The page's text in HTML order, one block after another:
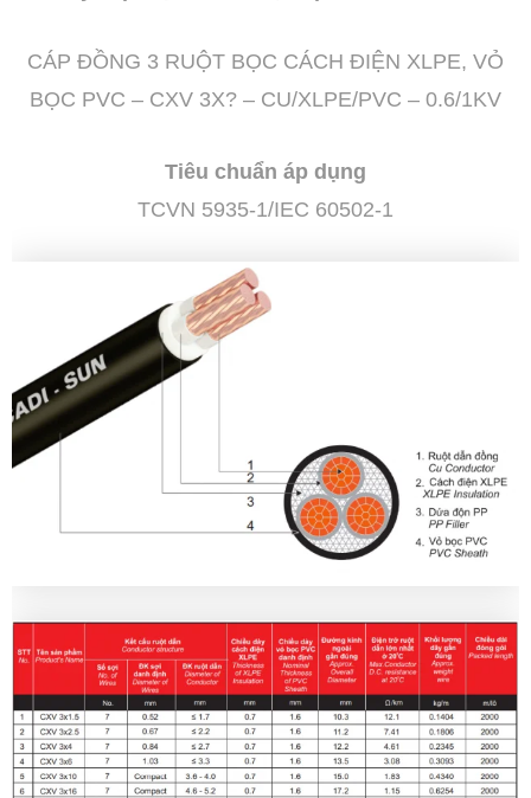
CÁP ĐỒNG 3 RUỘT BỌC CÁCH ĐIỆN XLPE, VỎ
BỌC PVC – CXV 3X? – CU/XLPE/PVC – 0.6/1KV
Tiêu chuẩn áp dụng
TCVN 5935-1/IEC 60502-1